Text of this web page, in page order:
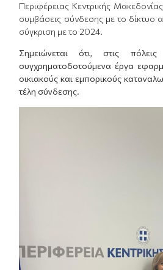
Περιφέρειας Κεντρικής
συμβάσεις σύνδεσης με το δίκτυο
σύγκριση με το 2024.
Σημειώνεται ότι, στις
συγχρηματοδοτούμενα έργα
οικιακούς και εμπορικούς
τέλη σύνδεσης.